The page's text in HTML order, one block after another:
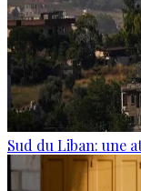
Sud du Liban: une